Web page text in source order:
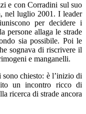
e con Corradini sul suo
nel luglio 2001. I leader
per decidere i
persone allaga le strade
sia possibile. Poi le
sognava di riscrivere il
e manganelli.
chiesto: è l’inizio di
un incontro ricco di
ricerca di strade ancora